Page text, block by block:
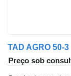
TAD AGRO 50-3
Preço sob